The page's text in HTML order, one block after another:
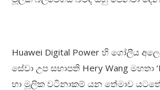
Huawei Digital Power හි ගෝලීය
සේවා උප සභාපති Hery Wang මහතා
හා මූලික වටිනාකම් යන තේමාව